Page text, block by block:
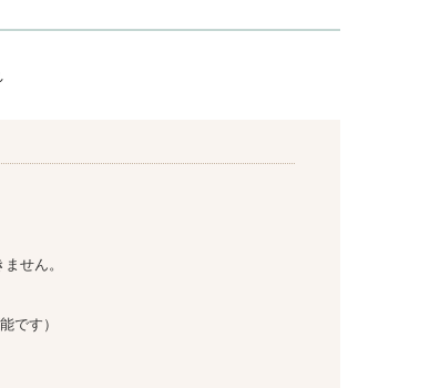
せん。
です）